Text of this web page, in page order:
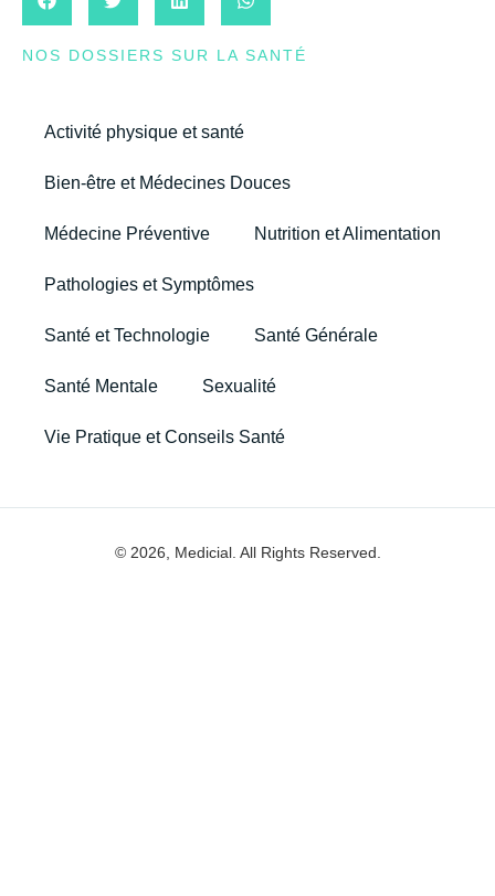
NOS DOSSIERS SUR LA SANTÉ
Activité physique et santé
Bien-être et Médecines Douces
Médecine Préventive Nutrition et Alimentation
Pathologies et Symptômes
Santé et Technologie Santé Générale
Santé Mentale Sexualité
Vie Pratique et Conseils Santé
© 2026, Medicial. All Rights Reserved.